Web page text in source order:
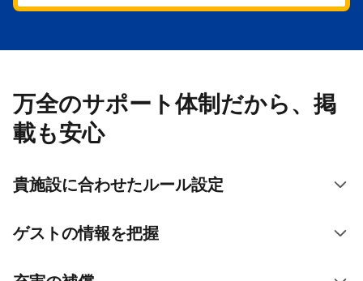
万全のサポート体制だから、掲
載も安心
貴施設に合わせたルール設定
ゲストの情報を把握